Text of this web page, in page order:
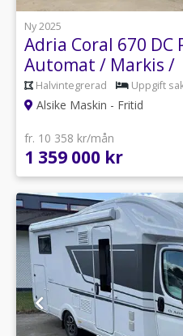
Ny 2025
Adria Coral 670
Automat / Markis /
Halvintegrerad Uppgift
Alsike Maskin - Fritid
fr. 10 358 kr/mån
1 359 000 kr